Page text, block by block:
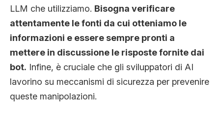
LLM che utilizziamo. Bisogna verificare
attentamente le fonti da cui otteniamo le
informazioni e essere sempre pronti a
mettere in discussione le risposte fornite dai
bot. Infine, è cruciale che gli sviluppatori di AI
lavorino su meccanismi di sicurezza per prevenire
queste manipolazioni.